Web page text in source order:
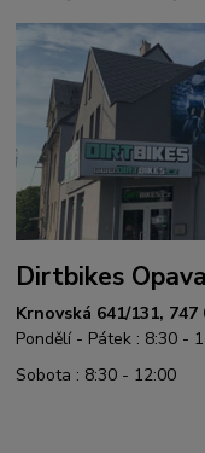
Dirtbikes Opava
Krnovská 641/131, 747
Pondělí - Pátek : 8:30 -
Sobota : 8:30 - 12:00